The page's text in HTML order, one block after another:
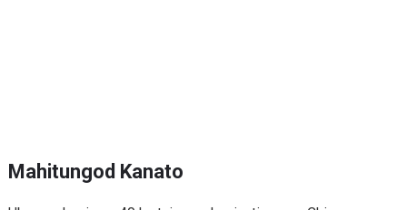
Mahitungod Kanato